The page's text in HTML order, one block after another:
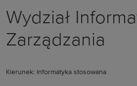
Wydział
Zarządzania
Kierunek: Informatyka stosowana